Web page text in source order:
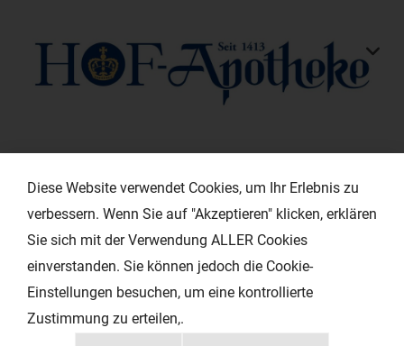
EXTRAS
Diese Website verwendet Cookies, um Ihr Erlebnis zu
verbessern. Wenn Sie auf "Akzeptieren" klicken, erklären
Sie sich mit der Verwendung ALLER Cookies
einverstanden. Sie können jedoch die Cookie-
Einstellungen besuchen, um eine kontrollierte
Zustimmung zu erteilen,.